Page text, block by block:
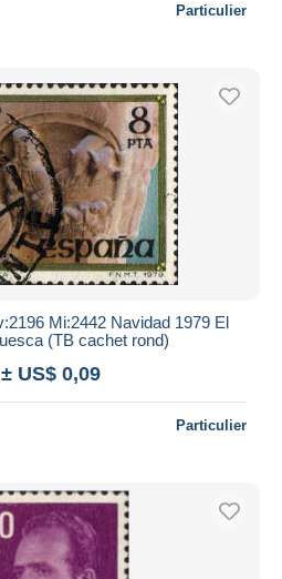
Particulier
Mi:2442 Navidad 1979 El
(TB cachet rond)
± US$ 0,09
Particulier